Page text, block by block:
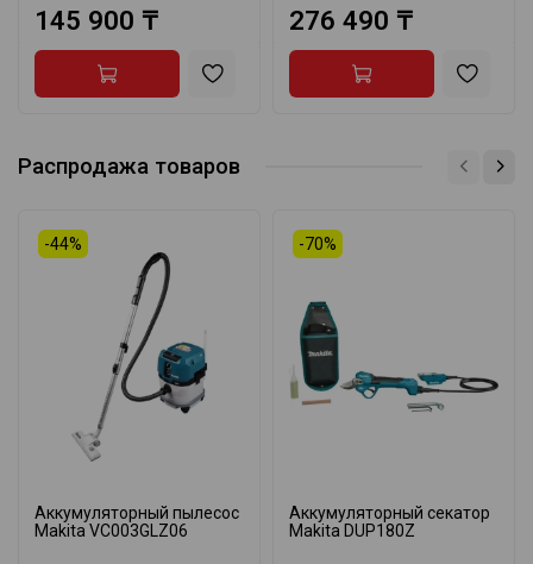
145 900 ₸ 276 490 ₸
Распродажа товаров
-44%
Аккумуляторный пылесос
Makita VC003GLZ06
-70%
Аккумуляторный секатор
Makita DUP180Z